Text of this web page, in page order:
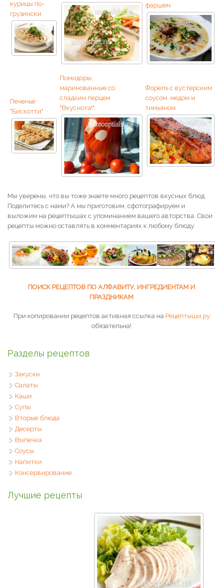
курицы по-
грузински
фаршем
Печенье
"Бискотти"
Помидоры,
маринованные со
сладким перцем
"Вкуснота!".
Форель с вустерским
соусом, медом и
тимьяном
Мы уверены, что вы тоже знаете много рецептов вкусных блюд.
Поделитесь с нами? А мы приготовим, сфотографируем и
выложим на рецептышах с упоминанием вашего авторства. Свои
рецепты можно оставлять в комментариях к любому блюду.
ПОИСК РЕЦЕПТОВ ПО АЛФАВИТУ, ИНГРЕДИЕНТАМ И
ПРАЗДНИКАМ
При копировании рецептов активная ссылка на Рецептыши.ру
обязательна!
Разделы рецептов
Закуски
Салаты
Каши
Супы
Вторые блюда
Десерты
Выпечка
Соусы
Напитки
Консервирование
Лучшие рецепты